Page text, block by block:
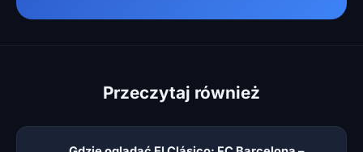
Przeczytaj również